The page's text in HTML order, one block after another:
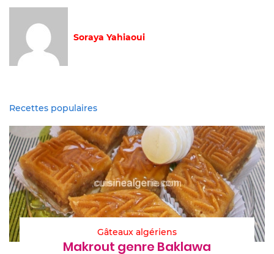
Soraya Yahiaoui
Recettes populaires
Gâteaux algériens
Makrout genre Baklawa